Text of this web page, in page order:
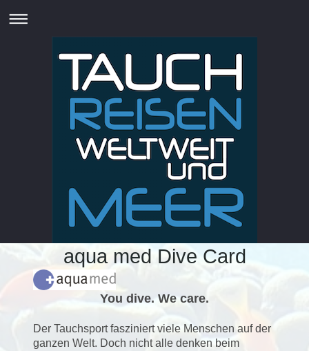
aqua med Dive Card
You dive. We care.
Der Tauchsport fasziniert viele Menschen auf der
ganzen Welt. Doch nicht alle denken beim